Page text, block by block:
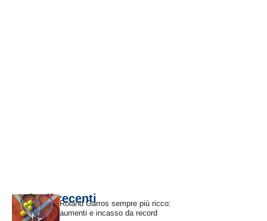
Articoli recentiRoland Garros sempre più ricco:
aumenti e incasso da record